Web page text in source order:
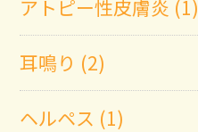
アトピー性皮膚炎 (1)
耳鳴り (2)
ヘルペス (1)